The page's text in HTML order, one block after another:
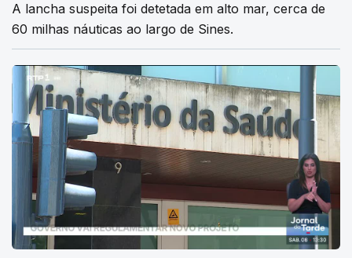
A lancha suspeita foi detetada em alto mar, cerca de
60 milhas náuticas ao largo de Sines.